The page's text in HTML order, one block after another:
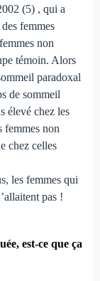
(5) , qui a
femmes
non
témoin. Alors
paradoxal
de sommeil
élevé chez les
femmes non
chez celles
les femmes qui
pas !
est-ce que ça